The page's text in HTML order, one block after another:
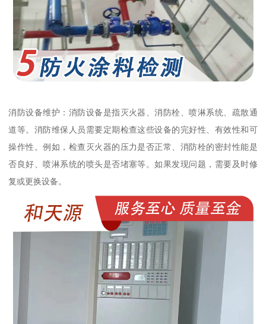
消防设备维护：消防设备是指灭火器、消防栓、喷淋系统、疏散通
道等。消防维保人员需要定期检查这些设备的完好性、有效性和可
操作性。例如，检查灭火器的压力是否正常、消防栓的密封性能是
否良好、喷淋系统的喷头是否堵塞等。如果发现问题，需要及时修
复或更换设备。